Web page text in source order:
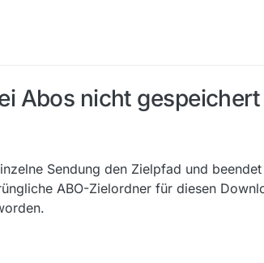
Abos nicht gespeichert
Sendung den Zielpfad und
ABO-Zielordner für diesen